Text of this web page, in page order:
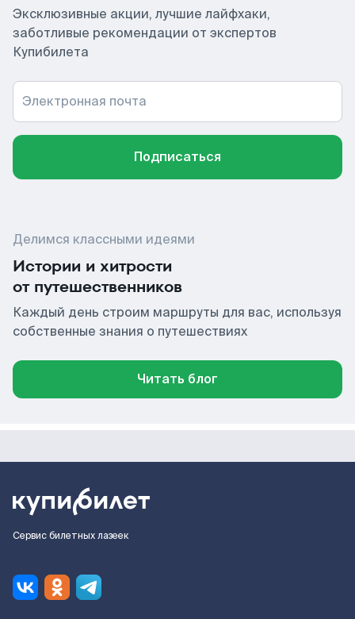
Эксклюзивные акции, лучшие лайфхаки,
заботливые рекомендации от экспертов
Купибилета
Электронная почта
Подписаться
Делимся классными идеями
Истории и хитрости
от путешественников
Каждый день строим маршруты для вас, используя
собственные знания о путешествиях
Читать блог
Сервис билетных лазеек